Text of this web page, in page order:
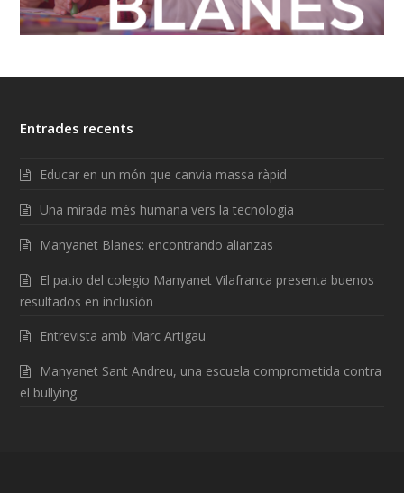
Entrades recents
Educar en un món que canvia massa ràpid
Una mirada més humana vers la tecnologia
Manyanet Blanes: encontrando alianzas
El patio del colegio Manyanet Vilafranca presenta buenos
resultados en inclusión
Entrevista amb Marc Artigau
Manyanet Sant Andreu, una escuela comprometida contra
el bullying